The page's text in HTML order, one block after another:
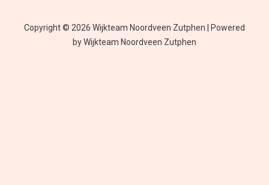
Copyright © 2026 Wijkteam Noordveen Zutphen | Powered
by Wijkteam Noordveen Zutphen